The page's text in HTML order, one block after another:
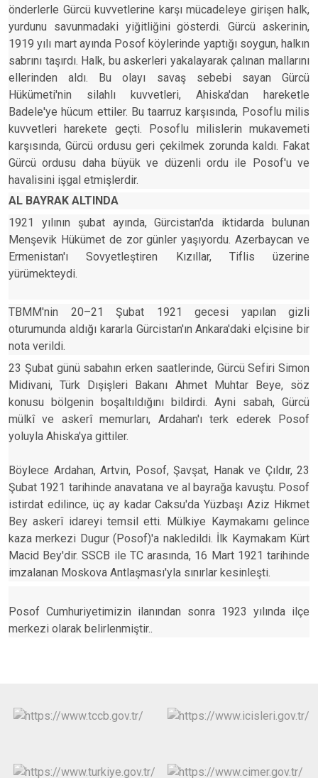
önderlerle Gürcü kuvvetlerine karşı mücadeleye girişen halk,
yurdunu savunmadaki yiğitliğini gösterdi. Gürcü askerinin,
1919 yılı mart ayında Posof köylerinde yaptığı soygun, halkın
sabrını taşırdı. Halk, bu askerleri yakalayarak çalınan mallarını
ellerinden aldı. Bu olayı savaş sebebi sayan Gürcü
Hükümeti'nin silahlı kuvvetleri, Ahiska'dan hareketle
Badele'ye hücum ettiler. Bu taarruz karşısında, Posoflu milis
kuvvetleri harekete geçti. Posoflu milislerin mukavemeti
karşısında, Gürcü ordusu geri çekilmek zorunda kaldı. Fakat
Gürcü ordusu daha büyük ve düzenli ordu ile Posof'u ve
havalisini işgal etmişlerdir.
AL BAYRAK ALTINDA
1921 yılının şubat ayında, Gürcistan'da iktidarda bulunan
Menşevik Hükümet de zor günler yaşıyordu. Azerbaycan ve
Ermenistan'ı Sovyetleştiren Kızıllar, Tiflis üzerine
yürümekteydi.
TBMM'nin 20–21 Şubat 1921 gecesi yapılan gizli
oturumunda aldığı kararla Gürcistan'ın Ankara'daki elçisine bir
nota verildi.
23 Şubat günü sabahın erken saatlerinde, Gürcü Sefiri Simon
Midivani, Türk Dışişleri Bakanı Ahmet Muhtar Beye, söz
konusu bölgenin boşaltıldığını bildirdi. Ayni sabah, Gürcü
mülkî ve askerî memurları, Ardahan'ı terk ederek Posof
yoluyla Ahiska'ya gittiler.
Böylece Ardahan, Artvin, Posof, Şavşat, Hanak ve Çıldır, 23
Şubat 1921 tarihinde anavatana ve al bayrağa kavuştu. Posof
istirdat edilince, üç ay kadar Caksu'da Yüzbaşı Aziz Hikmet
Bey askerî idareyi temsil etti. Mülkiye Kaymakamı gelince
kaza merkezi Dugur (Posof)'a nakledildi. İlk Kaymakam Kürt
Macid Bey'dir. SSCB ile TC arasında, 16 Mart 1921 tarihinde
imzalanan Moskova Antlaşması'yla sınırlar kesinleşti.
Posof Cumhuriyetimizin ilanından sonra 1923 yılında ilçe
merkezi olarak belirlenmiştir..